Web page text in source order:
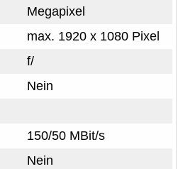
Megapixel
max. 1920 x 1080 Pixel
f/
Nein
150/50 MBit/s
Nein